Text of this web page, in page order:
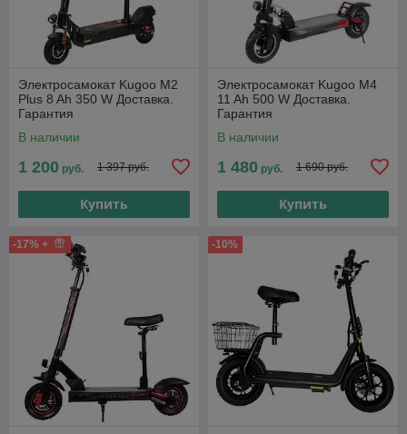
Электросамокат Kugoo М2
Plus 8 Ah 350 W Доставка.
Гарантия
В наличии
1 200 руб. 1 397 руб.
Купить
Электросамокат Kugoo M4
11 Ah 500 W Доставка.
Гарантия
В наличии
1 480 руб. 1 690 руб.
Купить
-17% + -10%